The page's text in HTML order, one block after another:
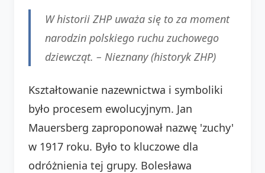
W historii ZHP uważa się to za moment
narodzin polskiego ruchu zuchowego
dziewcząt. – Nieznany (historyk ZHP)
Kształtowanie nazewnictwa i symboliki
było procesem ewolucyjnym. Jan
Mauersberg zaproponował nazwę 'zuchy'
w 1917 roku. Było to kluczowe dla
odróżnienia tej grupy. Bolesława